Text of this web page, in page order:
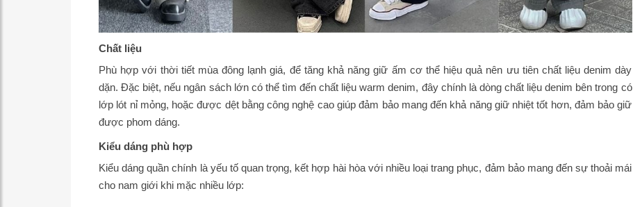
Chất liệu
Phù hợp với thời tiết mùa đông lạnh giá, để tăng khả năng giữ ấm cơ thể hiệu quả nên ưu tiên chất liệu denim dày
dặn. Đặc biệt, nếu ngân sách lớn có thể tìm đến chất liệu warm denim, đây chính là dòng chất liệu denim bên trong có
lớp lót nỉ mỏng, hoặc được dệt bằng công nghệ cao giúp đảm bảo mang đến khả năng giữ nhiệt tốt hơn, đảm bảo giữ
được phom dáng.
Kiểu dáng phù hợp
Kiểu dáng quần chính là yếu tố quan trọng, kết hợp hài hòa với nhiều loại trang phục, đảm bảo mang đến sự thoải mái
cho nam giới khi mặc nhiều lớp: